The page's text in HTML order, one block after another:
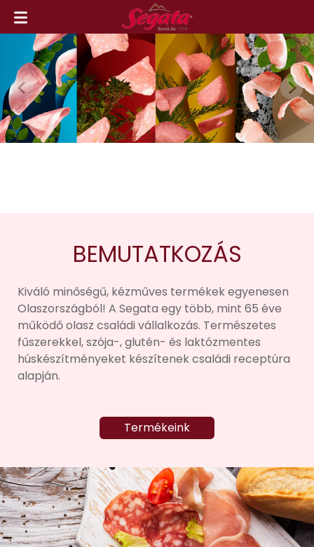
BEMUTATKOZÁS
Kiváló minőségű, kézműves termékek egyenesen
Olaszországból! A Segata egy több, mint 65 éve
működő olasz családi vállalkozás. Természetes
fűszerekkel, szója-, glutén- és laktózmentes
húskészítményeket készítenek családi receptúra
alapján.
Termékeink